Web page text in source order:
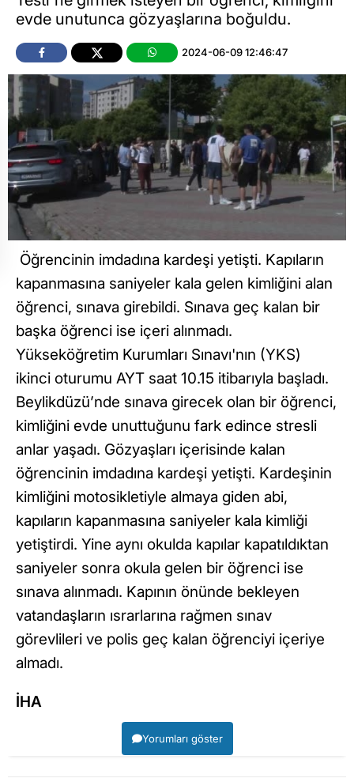
evde unutunca gözyaşlarına boğuldu.
2024-06-09 12:46:47
Öğrencinin imdadına kardeşi yetişti. Kapıların
kapanmasına saniyeler kala gelen kimliğini alan
öğrenci, sınava girebildi. Sınava geç kalan bir
başka öğrenci ise içeri alınmadı.
Yükseköğretim Kurumları Sınavı'nın (YKS)
ikinci oturumu AYT saat 10.15 itibarıyla başladı.
Beylikdüzü’nde sınava girecek olan bir öğrenci,
kimliğini evde unuttuğunu fark edince stresli
anlar yaşadı. Gözyaşları içerisinde kalan
öğrencinin imdadına kardeşi yetişti. Kardeşinin
kimliğini motosikletiyle almaya giden abi,
kapıların kapanmasına saniyeler kala kimliği
yetiştirdi. Yine aynı okulda kapılar kapatıldıktan
saniyeler sonra okula gelen bir öğrenci ise
sınava alınmadı. Kapının önünde bekleyen
vatandaşların ısrarlarına rağmen sınav
görevlileri ve polis geç kalan öğrenciyi içeriye
almadı.
İHA
Yorumları göster